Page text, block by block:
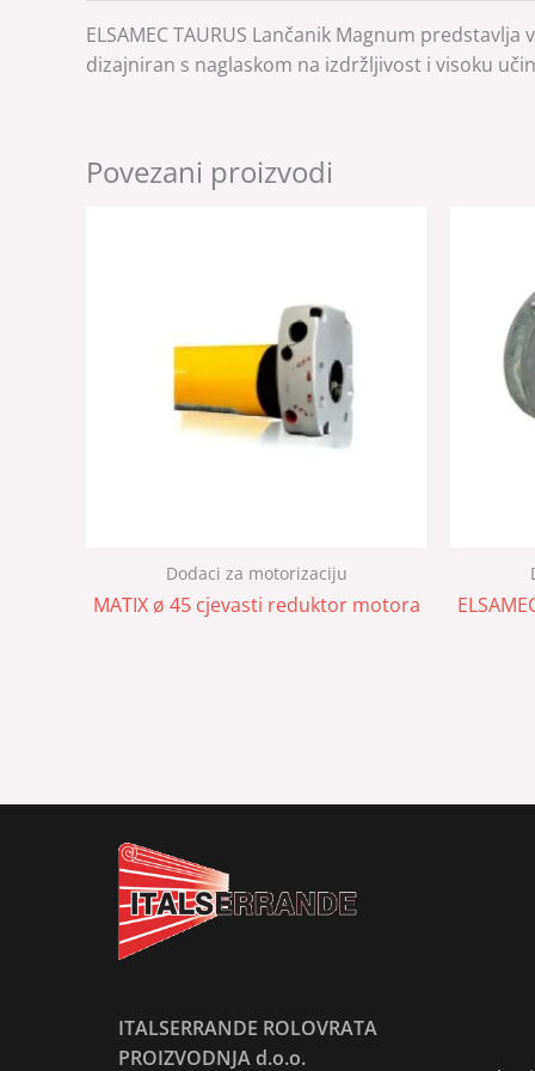
ELSAMEC TAURUS Lančanik Magnum
dizajniran s naglaskom na izdržljivost i visoku
Povezani proizvodi
Dodaci za motorizaciju
MATIX ø 45 cjevasti reduktor motora
ITALSERRANDE ROLOVRATA
PROIZVODNJA d.o.o.